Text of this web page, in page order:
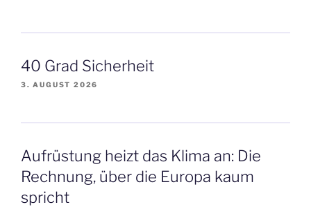
40 Grad Sicherheit
3. AUGUST 2026
Aufrüstung heizt das Klima an: Die
Rechnung, über die Europa kaum
spricht